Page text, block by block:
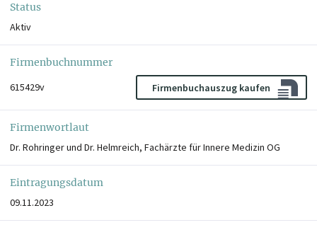
Status
Aktiv
Firmenbuchnummer
615429v
Firmenbuchauszug kaufen
Firmenwortlaut
Dr. Rohringer und Dr. Helmreich, Fachärzte für Innere Medizin OG
Eintragungsdatum
09.11.2023